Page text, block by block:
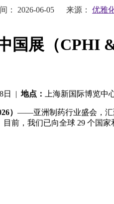
2026-06-05 来源： 优雅
国展（
日 | 地点： 上海新国际博览中
） ——亚洲制药行业盛会，汇
前，我们已向全球 29 个国家